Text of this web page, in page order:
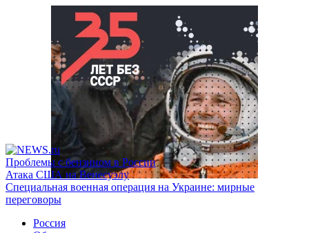
Проблемы с бензином в России
Атака США на Венесуэлу
Специальная военная операция на Украине: мирные
переговоры
Россия